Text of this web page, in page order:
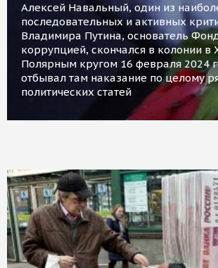
Алексей Навальный, один из
последовательных и активных
Владимира Путина, основатель
коррупцией, скончался в колонии в
Полярным кругом 16 февраля 2024
отбывал там наказание по целому
политических статей